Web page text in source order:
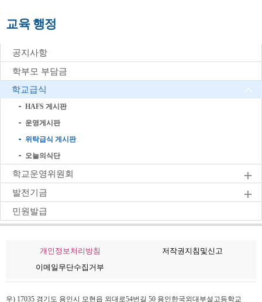
교육 행정
공지사항
학부모 부담금
학교급식
HAFS 게시판
운영게시판
위탁급식 게시판
오늘의식단
학교운영위원회
발전기금
민원발급
개인정보처리방침
저작권지침및신고
이메일무단수집거부
우) 17035 경기도 용인시 모현읍 외대로54번길 50 용인한국외대부설고등학교